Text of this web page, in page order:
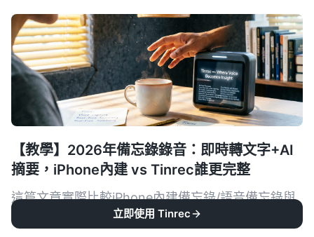
【教學】2026年備忘錄錄音：即時轉文字+AI
摘要，iPhone內建 vs Tinrec誰更完整
這篇文章實際比較iPhone內建備忘錄/語音備忘錄與
Tinrec錄音工具，從錄音來源、轉文字準確度、AI整
立即使用 Tinrec